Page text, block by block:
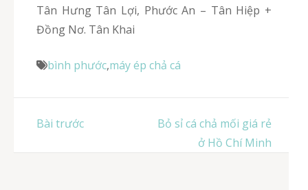
Tân Hưng Tân Lợi, Phước An – Tân Hiệp +
Đồng Nơ. Tân Khai
bình phước,máy ép chả cá
Điều
Bài trước
Bỏ sỉ cá chả mối giá rẻ
ở Hồ Chí Minh